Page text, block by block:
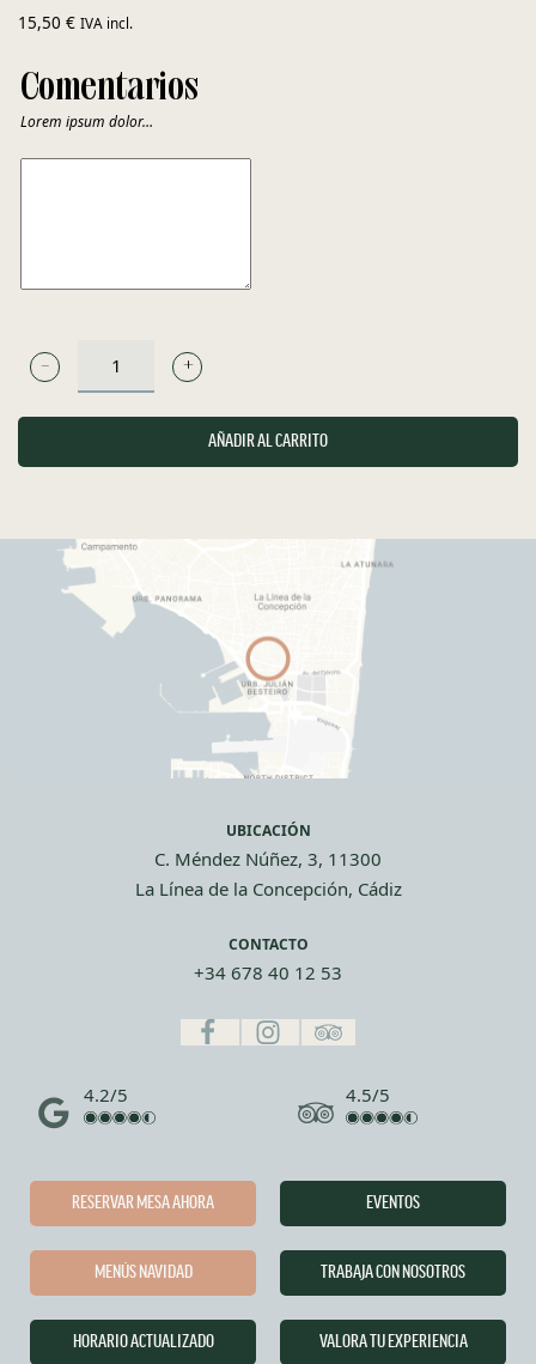
15,50 € IVA incl.
Comentarios
Lorem ipsum dolor…
PRUNO
RIBERA
DUERO
CANTIDAD
AÑADIR AL CARRITO
UBICACIÓN
C. Méndez Núñez, 3, 11300
La Línea de la Concepción, Cádiz
CONTACTO
+34 678 40 12 53
4.2/5 4.5/5
RESERVAR MESA AHORA
MENÚS NAVIDAD
HORARIO ACTUALIZADO
EVENTOS
TRABAJA CON NOSOTROS
VALORA TU EXPERIENCIA